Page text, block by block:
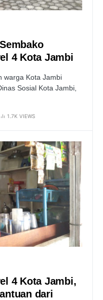
4 Kota Jambi
warga Kota Jambi
Sosial Kota Jambi,
1.7K VIEWS
4 Kota Jambi,
dari